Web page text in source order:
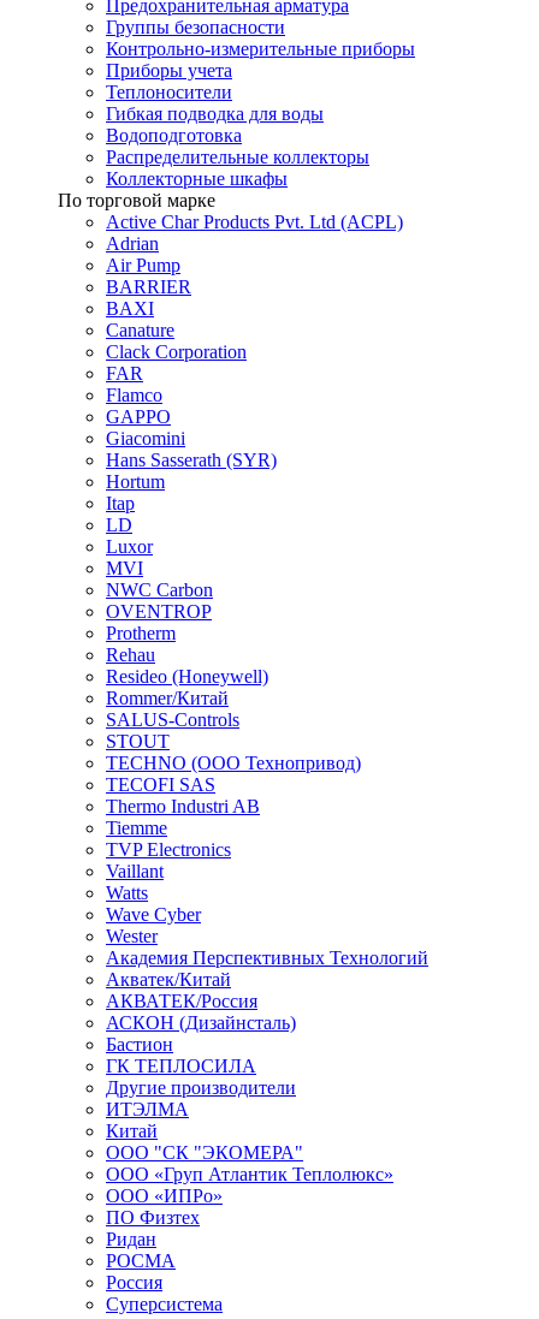
Предохранительная арматура
Группы безопасности
Контрольно-измерительные приборы
Приборы учета
Теплоносители
Гибкая подводка для воды
Водоподготовка
Распределительные коллекторы
Коллекторные шкафы
По торговой марке
Active Char Products Pvt. Ltd (ACPL)
Adrian
Air Pump
BARRIER
BAXI
Canature
Clack Corporation
FAR
Flamco
GAPPO
Giacomini
Hans Sasserath (SYR)
Hortum
Itap
LD
Luxor
MVI
NWC Carbon
OVENTROP
Protherm
Rehau
Resideo (Honeywell)
Rommer/Китай
SALUS-Controls
STOUT
TECHNO (ООО Технопривод)
TECOFI SAS
Thermo Industri AB
Tiemme
TVP Electronics
Vaillant
Watts
Wave Cyber
Wester
Академия Перспективных Технологий
Акватек/Китай
АКВАТЕК/Россия
АСКОН (Дизайнсталь)
Бастион
ГК ТЕПЛОСИЛА
Другие производители
ИТЭЛМА
Китай
ООО "СК "ЭКОМЕРА"
ООО «Груп Атлантик Теплолюкс»
ООО «ИПРо»
ПО Физтех
Ридан
РОСМА
Россия
Суперсистема